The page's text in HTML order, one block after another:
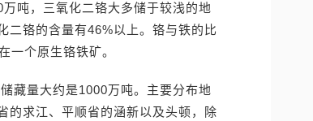
吨，三氧化二铬大多储于较浅的地
二铬的含量有46%以上。铬与铁的比
在一个原生铬铁矿。
藏量大约是1000万吨。主要分布地
的求江、平顺省的涵新以及头顿，除